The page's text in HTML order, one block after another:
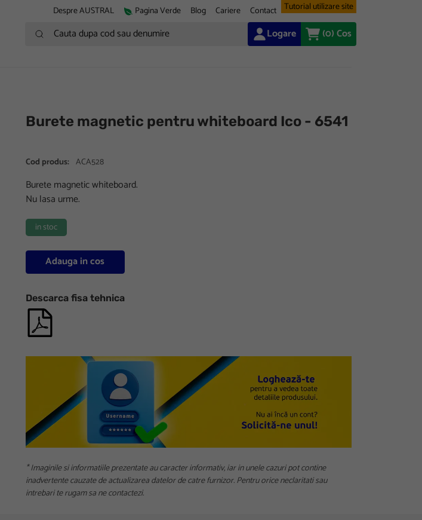
Despre AUSTRAL Pagina Verde Blog Cariere Contact Tutorial utilizare site
Cauta dupa cod sau denumire Logare (0)Cos
Burete magnetic pentru whiteboard Ico - 6541
Cod produs: ACA528
Burete magnetic whiteboard.
Nu lasa urme.
in stoc
Adauga in cos
Descarca fisa tehnica
* Imaginile si informatiile prezentate au caracter informativ, iar in unele cazuri pot contine
inadvertente cauzate de actualizarea datelor de catre furnizor. Pentru orice neclaritati sau
intrebari te rugam sa ne contactezi.